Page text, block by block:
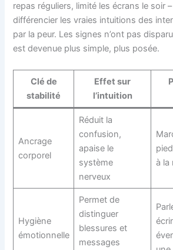
repas réguliers, limité les écrans le soir
différencier les vraies intuitions des
par la peur. Les signes n’ont pas
est devenue plus simple, plus posée.
Clé de
stabilité
Effet sur
l’intuition
Ancrage
corporel
Réduit la
confusion,
apaise le
système
nerveux
à la
Hygiène
émotionnelle
Permet de
distinguer
blessures et
messages